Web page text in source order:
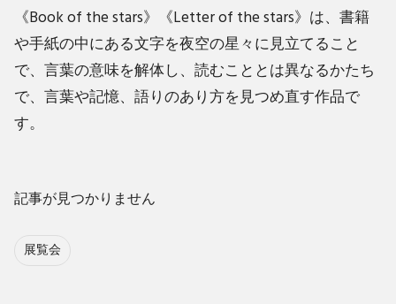
《Book of the stars》《Letter of the stars》は、書籍
や手紙の中にある文字を夜空の星々に見立てること
で、言葉の意味を解体し、読むこととは異なるかたち
で、言葉や記憶、語りのあり方を見つめ直す作品で
す。
記事が見つかりません
展覧会